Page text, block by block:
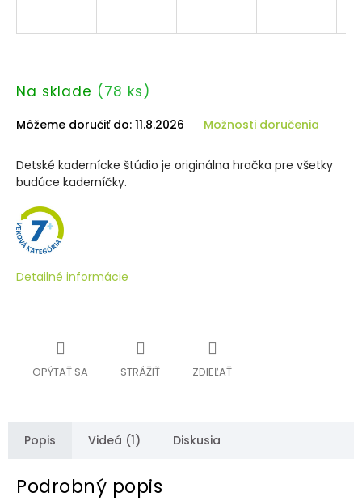
Na sklade (78 ks)
Môžeme doručiť do: 11.8.2026 Možnosti doručenia
Detské kadernícke štúdio je originálna hračka pre všetky
budúce kaderníčky.
Detailné informácie
OPÝTAŤ SA STRÁŽIŤ ZDIEĽAŤ
Popis Videá (1) Diskusia
Podrobný popis